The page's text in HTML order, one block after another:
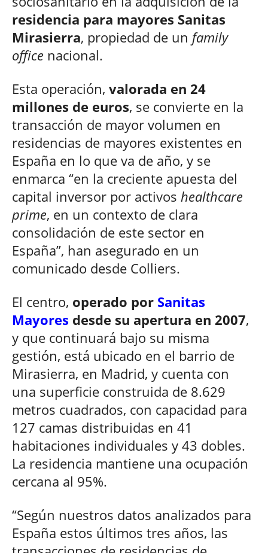
residencia para mayores Sanitas
Mirasierra, propiedad de un family
office nacional.
Esta operación, valorada en 24
millones de euros, se convierte en la
transacción de mayor volumen en
residencias de mayores existentes en
España en lo que va de año, y se
enmarca “en la creciente apuesta del
capital inversor por activos healthcare
prime, en un contexto de clara
consolidación de este sector en
España”, han asegurado en un
comunicado desde Colliers.
El centro, operado por Sanitas
Mayores desde su apertura en 2007,
y que continuará bajo su misma
gestión, está ubicado en el barrio de
Mirasierra, en Madrid, y cuenta con
una superficie construida de 8.629
metros cuadrados, con capacidad para
127 camas distribuidas en 41
habitaciones individuales y 43 dobles.
La residencia mantiene una ocupación
cercana al 95%.
“Según nuestros datos analizados para
España estos últimos tres años, las